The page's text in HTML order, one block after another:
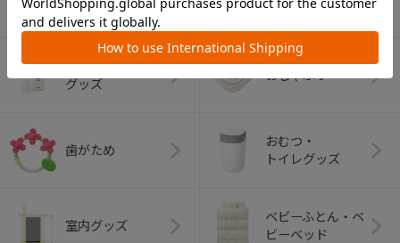
ベビーチェア
（子守帯）
哺乳びん関連
グッズ
おしゃぶり
歯がため
おむつ・
トイレグッズ
室内グッズ
ベビーふとん・ベ
ビーベッド